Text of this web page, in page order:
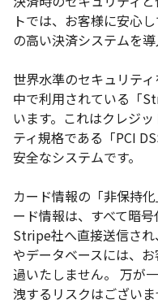
トでは、お客様に安心
の高い決済システムを導
世界水準のセキュリテ
中で利用されている「
います。これはクレジ
ティ規格である「PCI
安全なシステムです。
カード情報の「非保持
ード情報は、すべて暗
Stripe社へ直接送信され
やデータベースには、
過いたしません。 万が
洩するリスクはございま